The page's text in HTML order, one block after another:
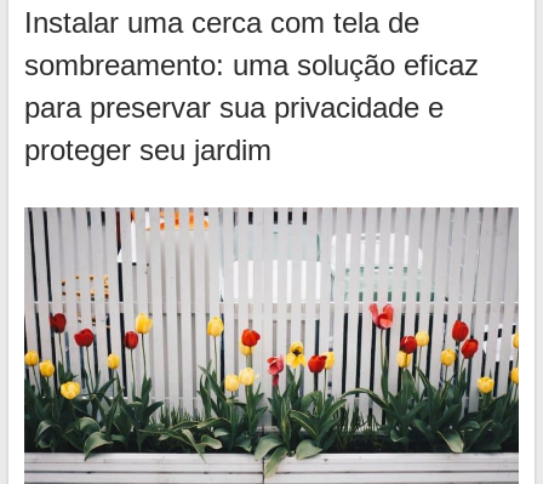
Instalar uma cerca com tela de
sombreamento: uma solução eficaz
para preservar sua privacidade e
proteger seu jardim